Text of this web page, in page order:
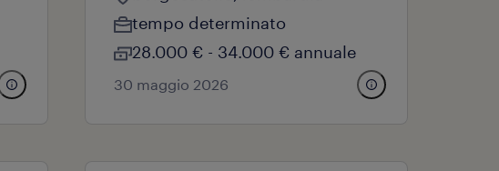
tempo determinato
28.000 € - 34.000 € annuale
30 maggio 2026